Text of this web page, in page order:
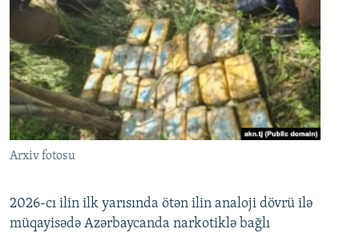
Arxiv fotosu
2026-cı ilin ilk yarısında ötən ilin analoji dövrü ilə
müqayisədə Azərbaycanda narkotiklə bağlı